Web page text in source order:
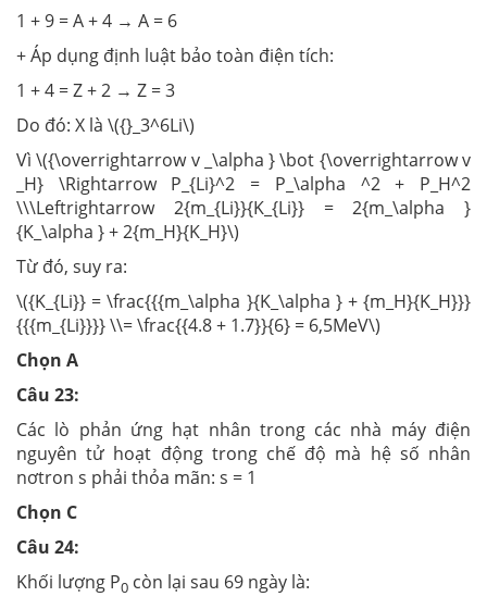
1 + 9 = A + 4 → A = 6
+ Áp dụng định luật bảo toàn điện tích:
1 + 4 = Z + 2 → Z = 3
Do đó: X là \({}_3^6Li\)
Vì \({\overrightarrow v _\alpha } \bot {\overrightarrow v
_H} \Rightarrow P_{Li}^2 = P_\alpha ^2 + P_H^2
\\\Leftrightarrow 2{m_{Li}}{K_{Li}} = 2{m_\alpha }
{K_\alpha } + 2{m_H}{K_H}\)
Từ đó, suy ra:
\({K_{Li}} = \frac{{{m_\alpha }{K_\alpha } + {m_H}{K_H}}}
{{{m_{Li}}}} \\= \frac{{4.8 + 1.7}}{6} = 6,5MeV\)
Chọn A
Câu 23:
Các lò phản ứng hạt nhân trong các nhà máy điện
nguyên tử hoạt động trong chế độ mà hệ số nhân
nơtron s phải thỏa mãn: s = 1
Chọn C
Câu 24:
Khối lượng P0 còn lại sau 69 ngày là: